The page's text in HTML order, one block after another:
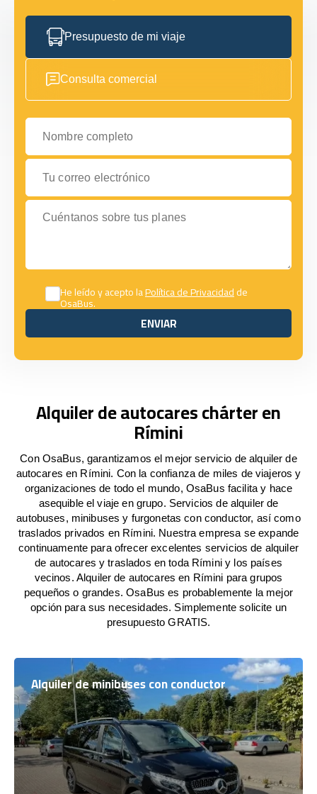
Presupuesto de mi viaje
Consulta comercial
Nombre completo
Tu correo electrónico
Cuéntanos sobre tus planes
He leído y acepto laPolítica de Privacidadde
OsaBus.
ENVIAR
ENVIAR
Alquiler de autocares chárter en
Rímini
Con OsaBus, garantizamos el mejor servicio de alquiler de
autocares en Rímini. Con la confianza de miles de viajeros y
organizaciones de todo el mundo, OsaBus facilita y hace
asequible el viaje en grupo. Servicios de alquiler de
autobuses, minibuses y furgonetas con conductor, así como
traslados privados en Rímini. Nuestra empresa se expande
continuamente para ofrecer excelentes servicios de alquiler
de autocares y traslados en toda Rímini y los países
vecinos. Alquiler de autocares en Rímini para grupos
pequeños o grandes. OsaBus es probablemente la mejor
opción para sus necesidades. Simplemente solicite un
presupuesto GRATIS.
Alquiler de minibuses con conductor